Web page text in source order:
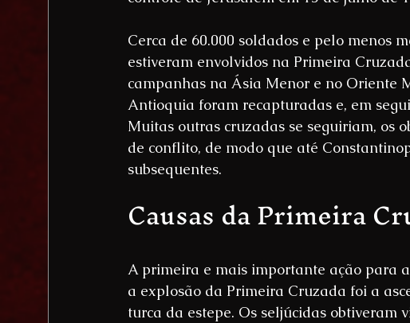
Cerca de 60.000 soldados e pelo menos
estiveram envolvidos na Primeira
campanhas na Ásia Menor e no Oriente
Antioquia foram recapturadas e, em
Muitas outras cruzadas se seguiriam, os
de conflito, de modo que até
subsequentes.
Causas da Primeira
A primeira e mais importante ação para
a explosão da Primeira Cruzada foi a
turca da estepe. Os seljúcidas obtiveram